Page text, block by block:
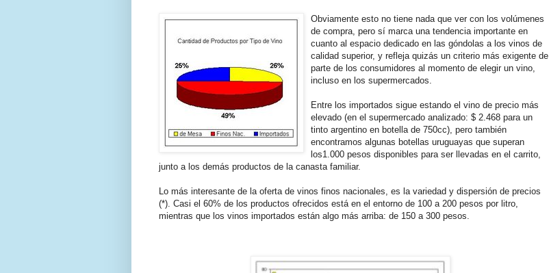
Obviamente esto no tiene nada que ver con los volúmenes
de compra, pero sí marca una tendencia importante en
cuanto al espacio dedicado en las góndolas a los vinos de
calidad superior, y refleja quizás un criterio más exigente de
parte de los consumidores al momento de elegir un vino,
incluso en los supermercados.
Entre los importados sigue estando el vino de precio más
elevado (en el supermercado analizado: $ 2.468 para un
tinto argentino en botella de 750cc), pero también
encontramos algunas botellas uruguayas que superan
los1.000 pesos disponibles para ser llevadas en el carrito,
junto a los demás productos de la canasta familiar.
Lo más interesante de la oferta de vinos finos nacionales, es la variedad y dispersión de precios
(*). Casi el 60% de los productos ofrecidos está en el entorno de 100 a 200 pesos por litro,
mientras que los vinos importados están algo más arriba: de 150 a 300 pesos.